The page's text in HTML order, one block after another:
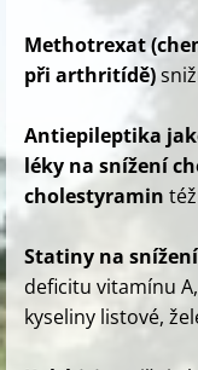
Methotrexat
při arthritídě)
Antiepileptika
léky na snížení
cholestyramin
Statiny na
deficitu vitamínu
kyseliny listové,